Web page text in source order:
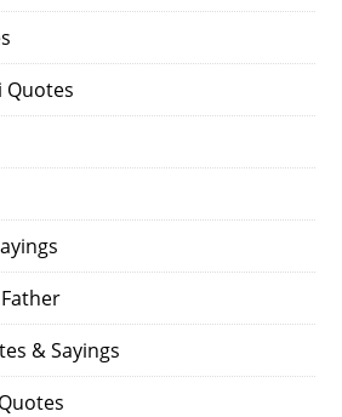
Quotes
& Sayings